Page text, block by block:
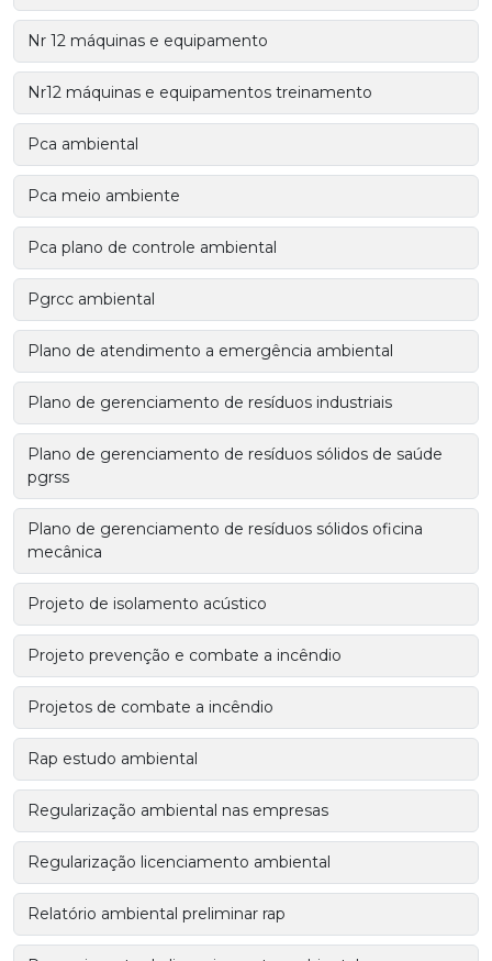
Nr 12 máquinas e equipamento
Nr12 máquinas e equipamentos treinamento
Pca ambiental
Pca meio ambiente
Pca plano de controle ambiental
Pgrcc ambiental
Plano de atendimento a emergência ambiental
Plano de gerenciamento de resíduos industriais
Plano de gerenciamento de resíduos sólidos de saúde
pgrss
Plano de gerenciamento de resíduos sólidos oficina
mecânica
Projeto de isolamento acústico
Projeto prevenção e combate a incêndio
Projetos de combate a incêndio
Rap estudo ambiental
Regularização ambiental nas empresas
Regularização licenciamento ambiental
Relatório ambiental preliminar rap